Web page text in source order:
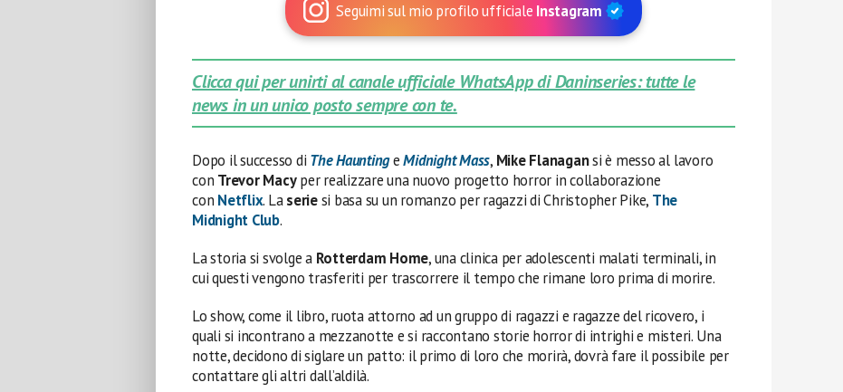
Seguimi sul mio profilo ufficiale Instagram
Clicca qui per unirti al canale ufficiale WhatsApp di Daninseries: tutte le
news in un unico posto sempre con te.
Dopo il successo di The HauntingeMidnight Mass, Mike Flanagansi è messo al lavoro
con Trevor Macyper realizzare una nuovo progetto horror in collaborazione
con Netflix. Laseriesi basa su un romanzo per ragazzi di Christopher Pike, The
Midnight Club.
La storia si svolge a Rotterdam Home, una clinica per adolescenti malati terminali, in
cui questi vengono trasferiti per trascorrere il tempo che rimane loro prima di morire.
Lo show, come il libro, ruota attorno ad un gruppo di ragazzi e ragazze del ricovero, i
quali si incontrano a mezzanotte e si raccontano storie horror di intrighi e misteri. Una
notte, decidono di siglare un patto: il primo di loro che morirà, dovrà fare il possibile per
contattare gli altri dall’aldilà.